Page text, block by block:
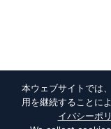
本ウェブサイトでは
用を継続することに
イバシーポ